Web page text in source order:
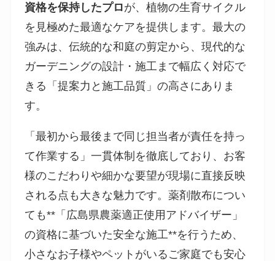
資格を保持したプロが、植物の生育サイクル
を見極めた最適なケアを提供します。最大の
強みは、伝統的な和庭の剪定から、現代的な
ガーデニングの設計・施工まで幅広く対応で
きる「提案力と施工品質」の高さにありま
す。
「最初から最後まで同じ担当者が責任を持っ
て作業する」一貫体制を徹底しており、お客
様のこだわりや細かな要望が現場に直接反映
される点も大きな魅力です。薬剤散布につい
ても**「広島県農薬適正使用アドバイザー」
の資格に基づいた安全な施工**を行うため、
小さなお子様やペットがいるご家庭でも安心